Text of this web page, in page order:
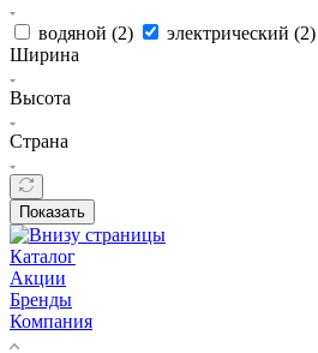
водяной (2) электрический (2)
Ширина
Высота
Страна
Показать
Каталог
Акции
Бренды
Компания